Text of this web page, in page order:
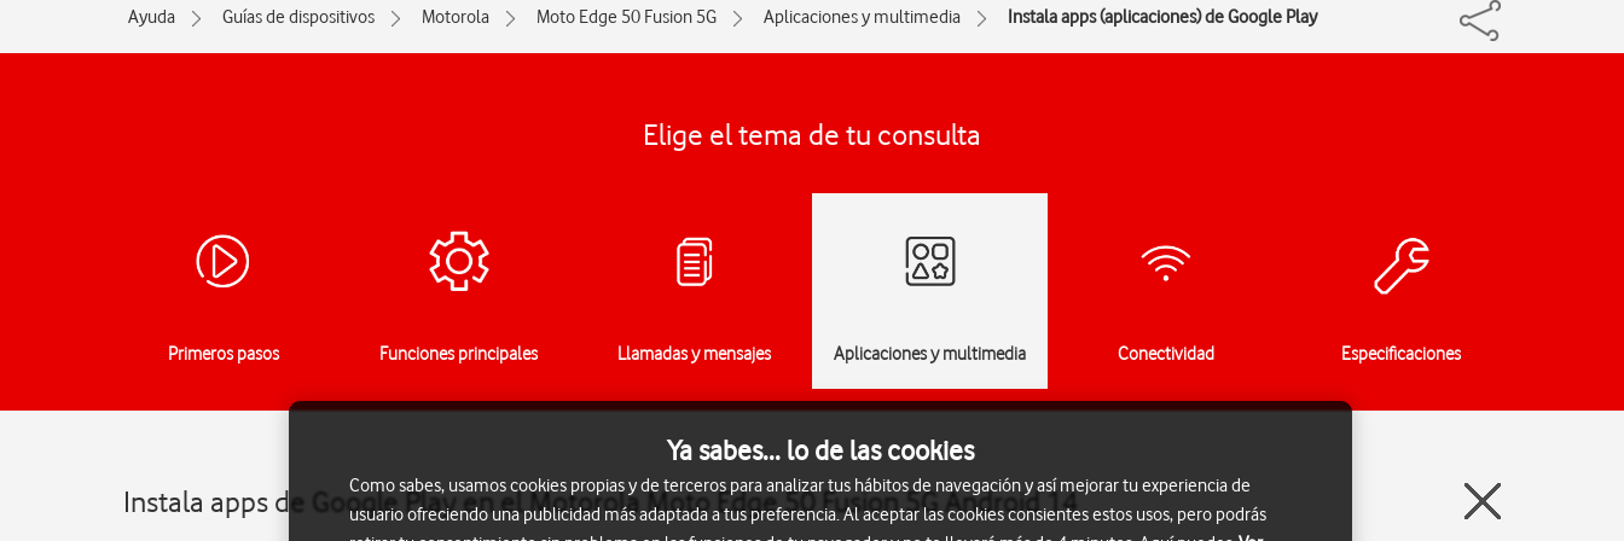
Ayuda Guías de dispositivos Motorola Moto Edge 50 Fusion 5G Aplicaciones y multimedia Instala apps (aplicaciones) de Google Play
Elige el tema de tu consulta
Primeros pasos Funciones principales Llamadas y mensajes Aplicaciones y multimedia Conectividad Especificaciones
Instala apps de Google Play en el Motorola Moto Edge 50 Fusion 5G Android 14
Ya sabes... lo de las cookies
Como sabes, usamos cookies propias y de terceros para analizar tus hábitos de navegación y así mejorar tu experiencia de
usuario ofreciendo una publicidad más adaptada a tus preferencia. Al aceptar las cookies consientes estos usos, pero podrás